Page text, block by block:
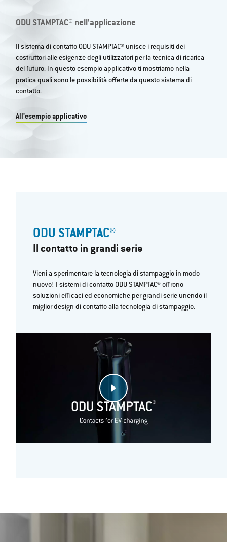
ODU STAMPTAC® nell’applicazione
Il sistema di contatto ODU STAMPTAC® unisce i requisiti dei
costruttori alle esigenze degli utilizzatori per la tecnica di ricarica
del futuro. In questo esempio applicativo ti mostriamo nella
pratica quali sono le possibilità offerte da questo sistema di
contatto.
All’esempio applicativo
ODU STAMPTAC®
Il contatto in grandi serie
Vieni a sperimentare la tecnologia di stampaggio in modo
nuovo! I sistemi di contatto ODU STAMPTAC® offrono
soluzioni efficaci ed economiche per grandi serie unendo il
miglior design di contatto alla tecnologia di stampaggio.